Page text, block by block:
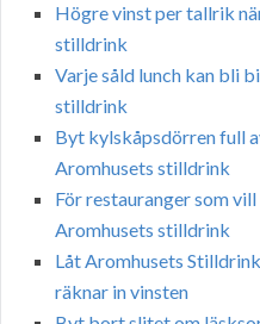
Högre vinst per tallrik
stilldrink
Varje såld lunch kan bli
stilldrink
Byt kylskåpsdörren full
Aromhusets stilldrink
För restauranger som
Aromhusets stilldrink
Låt Aromhusets
räknar in vinsten